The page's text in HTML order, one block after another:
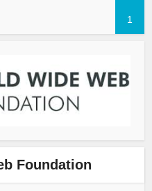
1
Foundation